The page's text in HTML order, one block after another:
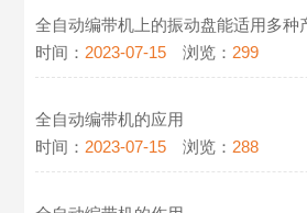
全自动编带机上的振动盘能适用多种
时间： 2023-07-15 浏览： 299
全自动编带机的应用
时间： 2023-07-15 浏览： 288